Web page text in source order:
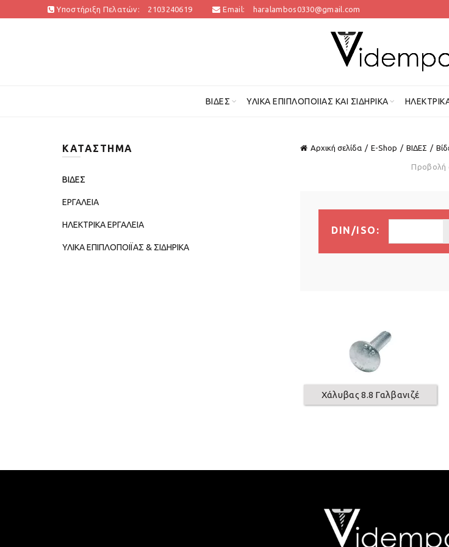
Υποστήριξη Πελατών: 2103240619 Email: haralambos0330@gmail.com
ΒΊΔΕΣ ΥΛΙΚΆ ΕΠΙΠΛΟΠΟΙΊΑΣ ΚΑΙ ΣΙΔΗΡΙΚΆ
Αρχική σελίδα E-Shop ΒΙΔΕΣ
Προβολή
DIN/ISO:
Χάλυβας 8.8 Γαλβανιζέ
ΚΑΤΆΣΤΗΜΑ
ΒΙΔΕΣ
ΕΡΓΑΛΕΙΑ
ΗΛΕΚΤΡΙΚΑ ΕΡΓΑΛΕΙΑ
ΥΛΙΚΑ ΕΠΙΠΛΟΠΟΙΪΑΣ & ΣΙΔΗΡΙΚΑ